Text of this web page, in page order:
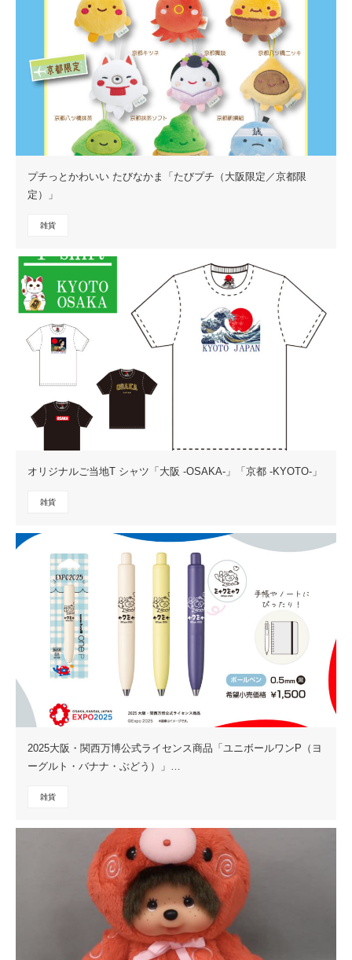
プチっとかわいい たびなかま「たびプチ（大阪限定／京都限
定）」
雑貨
オリジナルご当地T シャツ「大阪 -OSAKA-」「京都 -KYOTO-」
雑貨
2025大阪・関西万博公式ライセンス商品「ユニボールワンP（ヨ
ーグルト・バナナ・ぶどう）」…
雑貨